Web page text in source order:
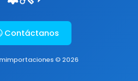
Contáctanos
© 2026